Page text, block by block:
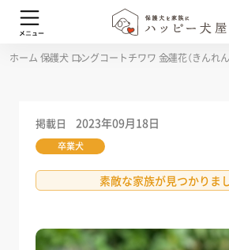
ホーム 保護犬 ロングコートチワワ 金蓮花（きんれん
掲載日 2023年09月18日
卒業犬
素敵な家族が見つかりま